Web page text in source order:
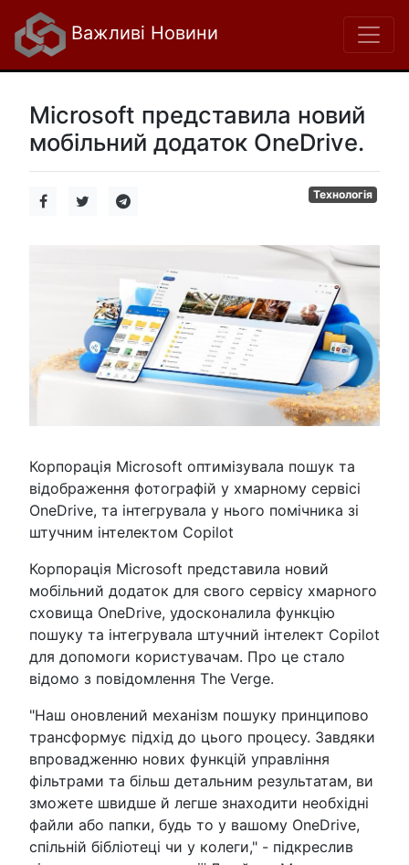
Важливі Новини
Microsoft представила новий
мобільний додаток OneDrive.
Технологія
Корпорація Microsoft оптимізувала пошук та
відображення фотографій у хмарному сервісі
OneDrive, та інтегрувала у нього помічника зі
штучним інтелектом Copilot
Корпорація Microsoft представила новий
мобільний додаток для свого сервісу хмарного
сховища OneDrive, удосконалила функцію
пошуку та інтегрувала штучний інтелект Copilot
для допомоги користувачам. Про це стало
відомо з повідомлення The Verge.
"Наш оновлений механізм пошуку принципово
трансформує підхід до цього процесу. Завдяки
впровадженню нових функцій управління
фільтрами та більш детальним результатам, ви
зможете швидше й легше знаходити необхідні
файли або папки, будь то у вашому OneDrive,
спільній бібліотеці чи у колеги," - підкреслив